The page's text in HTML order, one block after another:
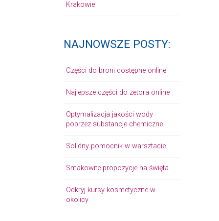
Krakowie
NAJNOWSZE POSTY:
Części do broni dostępne online
Najlepsze części do zetora online
Optymalizacja jakości wody
poprzez substancje chemiczne
Solidny pomocnik w warsztacie.
Smakowite propozycje na święta
Odkryj kursy kosmetyczne w
okolicy